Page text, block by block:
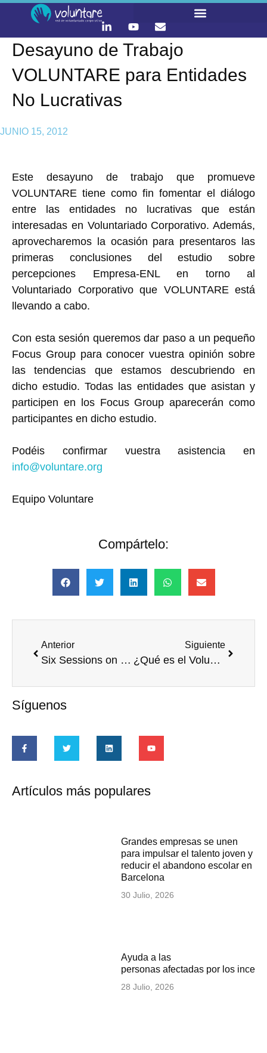
Desayuno de Trabajo
VOLUNTARE para Entidades
No Lucrativas
JUNIO 15, 2012
Este desayuno de trabajo que promueve
VOLUNTARE tiene como fin fomentar el diálogo
entre las entidades no lucrativas que están
interesadas en Voluntariado Corporativo. Además,
aprovecharemos la ocasión para presentaros las
primeras conclusiones del estudio sobre
percepciones Empresa-ENL en torno al
Voluntariado Corporativo que VOLUNTARE está
llevando a cabo.
Con esta sesión queremos dar paso a un pequeño
Focus Group para conocer vuestra opinión sobre
las tendencias que estamos descubriendo en
dicho estudio. Todas las entidades que asistan y
participen en los Focus Group aparecerán como
participantes en dicho estudio.
Podéis confirmar vuestra asistencia en
info@voluntare.org
Equipo Voluntare
Compártelo:
Anterior
Six Sessions on CSR and Volunteering You Won’t Want to Miss at the National Conference on Volunteering and Service
Siguiente
¿Qué es el Voluntariado Corporativo?
Síguenos
Artículos más populares
Grandes empresas se unen
para impulsar el talento joven y
reducir el abandono escolar en
Barcelona
30 Julio, 2026
Ayuda a las
personas afectadas por los
28 Julio, 2026